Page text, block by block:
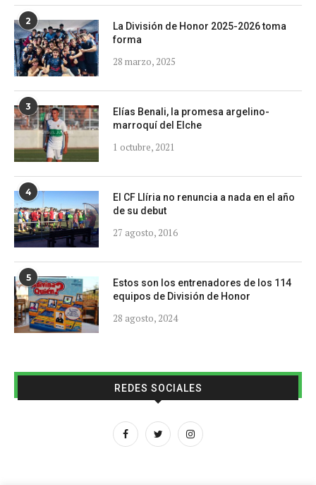
2
La División de Honor 2025-2026 toma
forma
28 marzo, 2025
3
Elías Benali, la promesa argelino-
marroquí del Elche
1 octubre, 2021
4
El CF Llíria no renuncia a nada en el año
de su debut
27 agosto, 2016
5
Estos son los entrenadores de los 114
equipos de División de Honor
28 agosto, 2024
REDES SOCIALES